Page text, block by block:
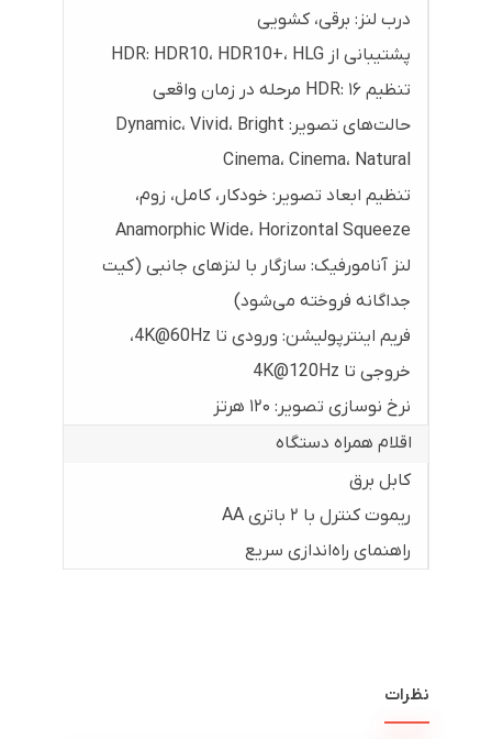
درب لنز: برقی، کشویی
پشتیبانی از HDR: HDR10، HDR10+، HLG
تنظیم HDR: ۱۶ مرحله در زمان واقعی
حالت‌های تصویر: Dynamic، Vivid، Bright
Cinema، Cinema، Natural
تنظیم ابعاد تصویر: خودکار، کامل، زوم،
Anamorphic Wide، Horizontal Squeeze
لنز آنامورفیک: سازگار با لنزهای جانبی (کیت
جداگانه فروخته می‌شود)
فریم اینترپولیشن: ورودی تا 4K@60Hz،
خروجی تا 4K@120Hz
نرخ نوسازی تصویر: ۱۲۰ هرتز
اقلام همراه دستگاه
کابل برق
ریموت کنترل با ۲ باتری AA
راهنمای راه‌اندازی سریع
نظرات